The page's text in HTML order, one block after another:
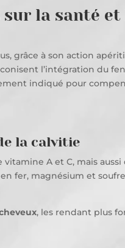
la santé et
grâce à son action
l’intégration du
indiqué pour
la calvitie
A et C, mais aussi
fer, magnésium et
, les rendant plus